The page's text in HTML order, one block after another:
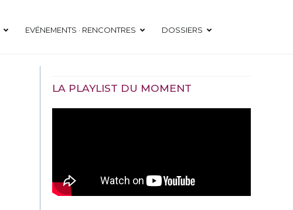
EVÉNEMENTS · RENCONTRES DOSSIERS
LA PLAYLIST DU MOMENT